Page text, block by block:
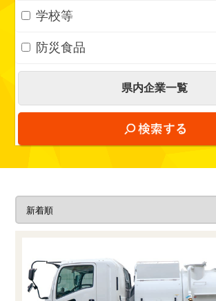
学校等
防災食品
県内企業一覧